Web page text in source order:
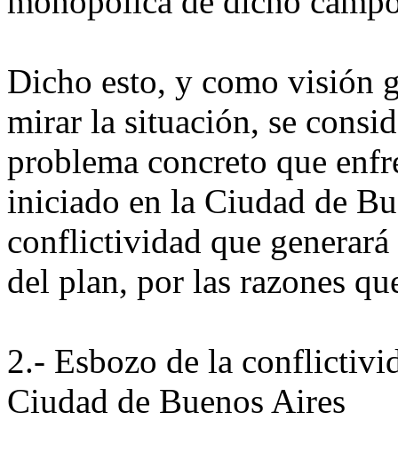
Dicho esto, y como visión
mirar la situación, se
problema concreto que
iniciado en la Ciudad de
conflictividad que
del plan, por las razones
2.- Esbozo de la
Ciudad de Buenos Aires